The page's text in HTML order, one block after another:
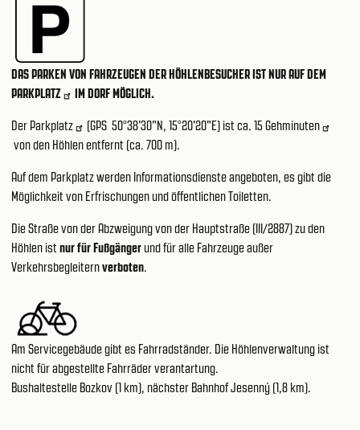
DAS PARKEN VON FAHRZEUGEN DER HÖHLENBESUCHER IST NUR AUF DEM
PARKPLATZ
IM DORF MÖGLICH.
Der Parkplatz (GPS 50°38'30"N, 15°20'20"E) ist ca. 15 Gehminuten
von den Höhlen entfernt (ca. 700 m).
Auf dem Parkplatz werden Informationsdienste angeboten, es gibt die
Möglichkeit von Erfrischungen und öffentlichen Toiletten.
Die Straße von der Abzweigung von der Hauptstraße (III/2887) zu den
Höhlen ist nur für Fußgängerund für alle Fahrzeuge außer
Verkehrsbegleiternverboten.
Am Servicegebäude gibt es Fahrradständer. Die Höhlenverwaltung ist
nicht für abgestellte Fahrräder verantartung.
Bushaltestelle Bozkov (1 km), nächster Bahnhof Jesenný (1,8 km).